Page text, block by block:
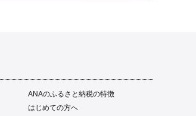
ANAのふるさと納税の特徴
はじめての方へ